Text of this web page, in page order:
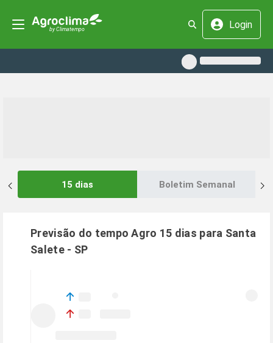
Login
15 dias Boletim Semanal
Previsão do tempo Agro 15 dias para Santa
Salete- SP